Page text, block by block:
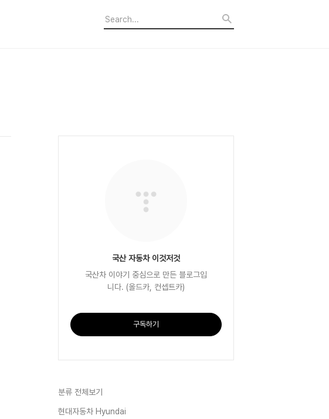
국산 자동차 이것저것
국산차 이야기 중심으로 만든 블로그입
니다. (올드카, 컨셉트카)
구독하기
분류 전체보기
현대자동차 Hyundai